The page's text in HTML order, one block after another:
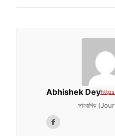
Abhishek Dey
সাংবাদিক